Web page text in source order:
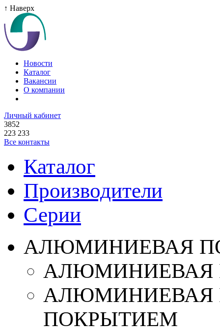
↑ Наверх
Новости
Каталог
Вакансии
О компании
Личный кабинет
3852
223 233
Все контакты
Каталог
Производители
Серии
АЛЮМИНИЕВАЯ
АЛЮМИНИЕВАЯ
АЛЮМИНИЕВАЯ
ПОКРЫТИЕМ